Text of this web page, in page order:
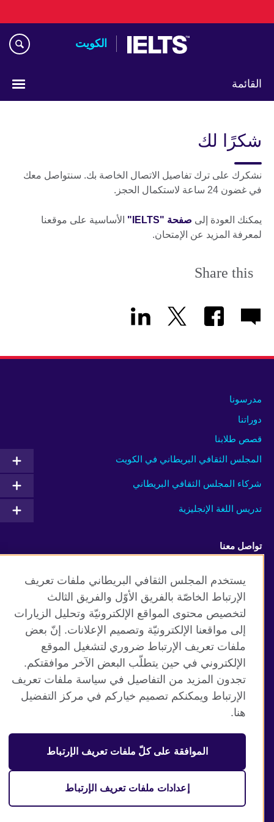
to
الكويت
القائمة
شكرًا لك
نشكرك على ترك تفاصيل الاتصال الخاصة بك. سنتواصل معك
في غضون 24 ساعة لاستكمال الحجز.
يمكنك العودة إلى صفحة "IELTS"
الأساسية على موقعنا
لمعرفة المزيد عن الإمتحان.
Share this
مدرسونا
دوراتنا
قصص طلابنا
المجلس الثقافي البريطاني في الكويت
شركاء المجلس الثقافي البريطاني
تدريس اللغة الإنجليزية
تواصل معنا
Facebook Instagram
Twitter TikTok
موقع المجلس الثقافي البريطاني العالمي
الخصوصية وشروط الاستخدام
ملفات تعريف الإرتباط
خريطة الموقع
منظمة المملكة المتحدة الدولية للعلاقات الثقافية والفرص
يستخدم المجلس الثقافي البريطاني ملفات تعريف
الإرتباط الخاصّة بالفريق الأوّل والفريق الثالث
لتخصيص محتوى المواقع الإلكترونيّة وتحليل الزيارات
إلى مواقعنا الإلكترونيّة وتصميم الإعلانات. إنّ بعض
ملفات تعريف الإرتباط ضروري لتشغيل الموقع
الإلكتروني في حين يتطلّب البعض الآخر موافقتكم.
تجدون المزيد من التفاصيل في سياسة ملفات تعريف
الإرتباط ويمكنكم تصميم خياركم في مركز التفضيل
هنا.
الموافقة على كلّ ملفات تعريف الإرتباط
إعدادات ملفات تعريف الإرتباط